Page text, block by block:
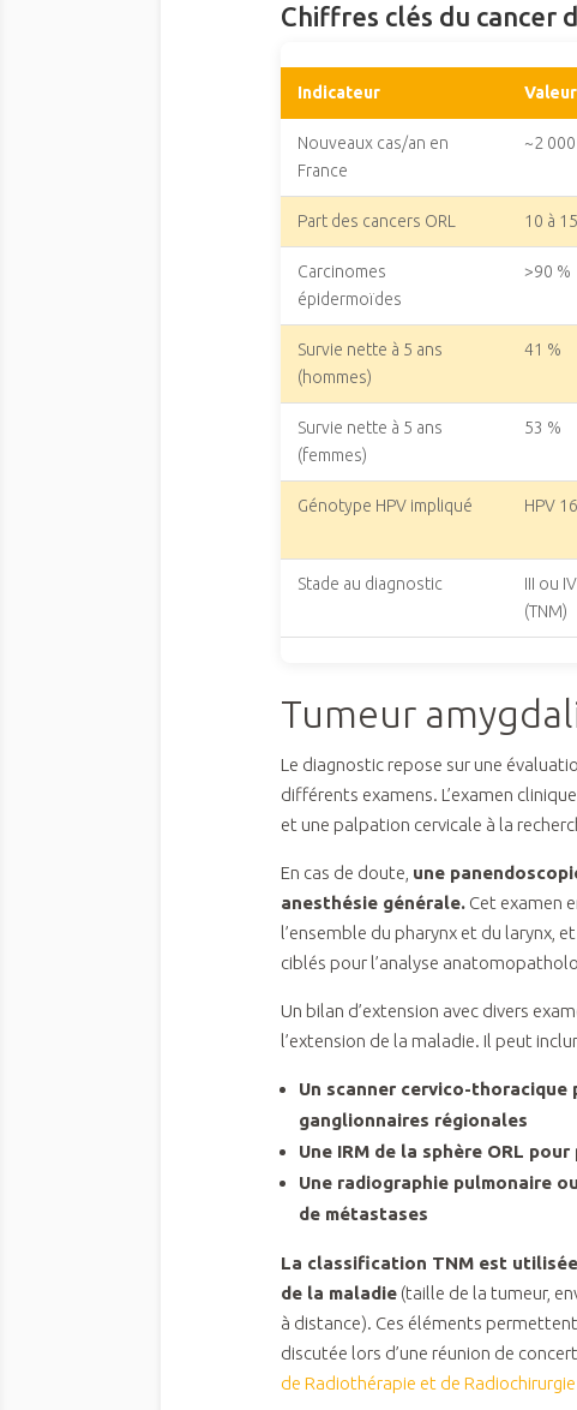
Chiffres clés du cancer
Indicateur Valeur
Nouveaux cas/an en
France
~2 000
Part des cancers ORL 10 à
Carcinomes
épidermoïdes
>90 %
Survie nette à 5 ans
(hommes)
41 %
Survie nette à 5 ans
(femmes)
53 %
Génotype HPV impliqué HPV 16
Stade au diagnostic
III ou IV
(TNM)
Tumeur
Le diagnostic repose sur une
différents examens. L’examen
et une palpation cervicale à la
En cas de doute, une
anesthésie générale. Cet examen
l’ensemble du pharynx et du larynx,
ciblés pour l’analyse
Un bilan d’extension avec divers
l’extension de la maladie. Il peut
Un scanner cervico-
ganglionnaires régionales
Une IRM de la sphère ORL
Une radiographie pulmonaire
de métastases
La classification TNM est
de la maladie (taille de la tumeur,
à distance). Ces éléments
discutée lors d’une réunion de
de Radiothérapie et de